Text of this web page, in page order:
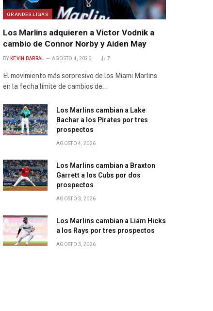
GRANDES LIGAS
Los Marlins adquieren a Victor Vodnik a
cambio de Connor Norby y Aiden May
BY KEVIN BARRAL AGOSTO 4, 2026 7
El movimiento más sorpresivo de los Miami Marlins
en la fecha límite de cambios de…
Los Marlins cambian a Lake
Bachar a los Pirates por tres
prospectos
AGOSTO 4, 2026
Los Marlins cambian a Braxton
Garrett a los Cubs por dos
prospectos
AGOSTO 3, 2026
Los Marlins cambian a Liam Hicks
a los Rays por tres prospectos
AGOSTO 3, 2026